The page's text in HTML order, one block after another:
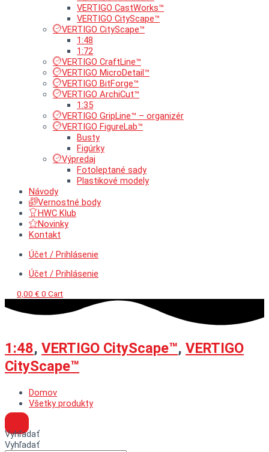
VERTIGO CastWorks™
VERTIGO CityScape™
VERTIGO CityScape™
1:48
1:72
VERTIGO CraftLine™
VERTIGO MicroDetail™
VERTIGO BitForge™
VERTIGO ArchiCut™
1:35
VERTIGO GripLine™ – organizér
VERTIGO FigureLab™
Busty
Figúrky
Výpredaj
Fotoleptané sady
Plastikové modely
Návody
Vernostné body
HWC Klub
Novinky
Kontakt
Účet / Prihlásenie
Účet / Prihlásenie
0,00 € 0 Cart
1:48, VERTIGO CityScape™, VERTIGO
CityScape™
Domov
Všetky produkty
Vyhľadať
Vyhľadať